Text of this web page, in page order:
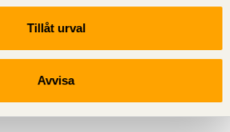
Tillåt urval
Avvisa
svensk sågverksindustri
och förpackningsindustri samt